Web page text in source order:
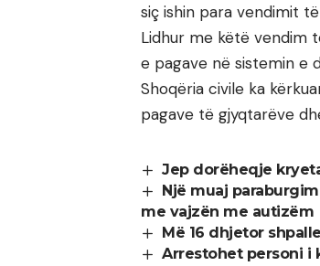
siç ishin para vendimit
Lidhur me këtë vendim
e pagave në sistemin e
Shoqëria civile ka
pagave të gjyqtarëve
Jep dorëheqje
Një muaj
me vajzën me autizëm
Më 16 dhjetor
Arrestohet personi i